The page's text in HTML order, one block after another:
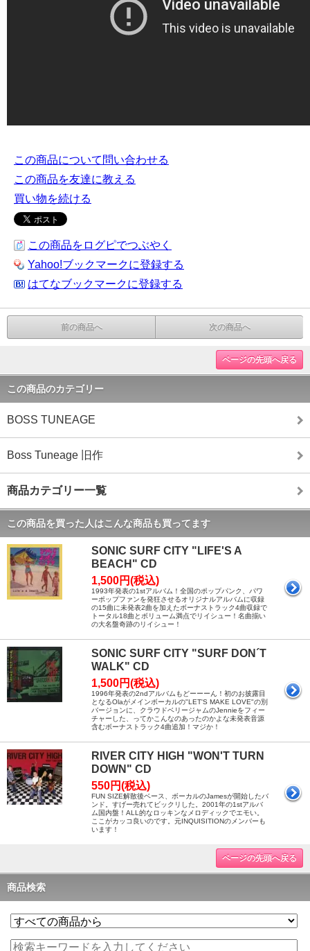
この商品について問い合わせる
この商品を友達に教える
買い物を続ける
この商品をログピでつぶやく
Yahoo!ブックマークに登録する
はてなブックマークに登録する
前の商品へ 次の商品へ
ページの先頭へ戻る
この商品のカテゴリー
BOSS TUNEAGE
Boss Tuneage 旧作
商品カテゴリー一覧
この商品を買った人はこんな商品も買ってます
SONIC SURF CITY "LIFE'S A
BEACH" CD
1,500円(税込)
1993年発表の1stアルバム！全国のポップパンク、パワ
ーポップファンを発狂させるオリジナルアルバムに収録
の15曲に未発表2曲を加えたボーナストラック4曲収録で
トータル18曲とボリューム満点でリイシュー！名曲揃い
の大名盤奇跡のリイシュー！
SONIC SURF CITY "SURF DON´T
WALK" CD
1,500円(税込)
1996年発表の2ndアルバムもどーーーん！初のお披露目
となるOlaがメインボーカルの"LET'S MAKE LOVE"の別
バージョンに、クラウドベリージャムのJennieをフィー
チャーした、ってかこんなのあったのかよな未発表音源
含むボーナストラック4曲追加！マジか！
RIVER CITY HIGH "WON'T TURN
DOWN" CD
550円(税込)
FUN SIZE解散後ベース、ボーカルのJamesが開始したバ
ンド。すげー売れてビックリした。2001年の1stアルバ
ム国内盤！ALL的なロッキンなメロディックでエモい。
ここがカッコ良いのです。元INQUISITIONのメンバーも
います！
ページの先頭へ戻る
商品検索